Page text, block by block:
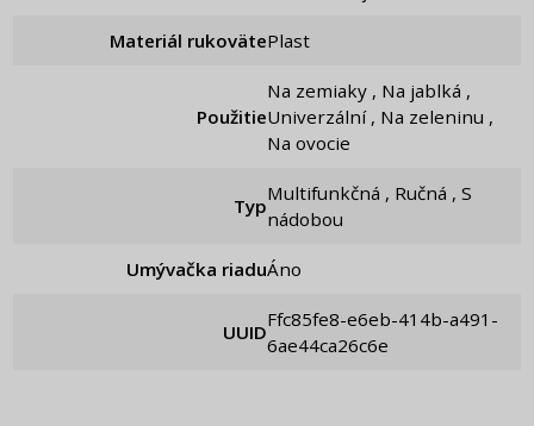
Materiál rukoväte Plast
Použitie
Na zemiaky , Na jablká ,
Univerzální , Na zeleninu ,
Na ovocie
Typ
Multifunkčná , Ručná , S
nádobou
Umývačka riadu Áno
UUID
ffc85fe8-e6eb-414b-a491-
6ae44ca26c6e